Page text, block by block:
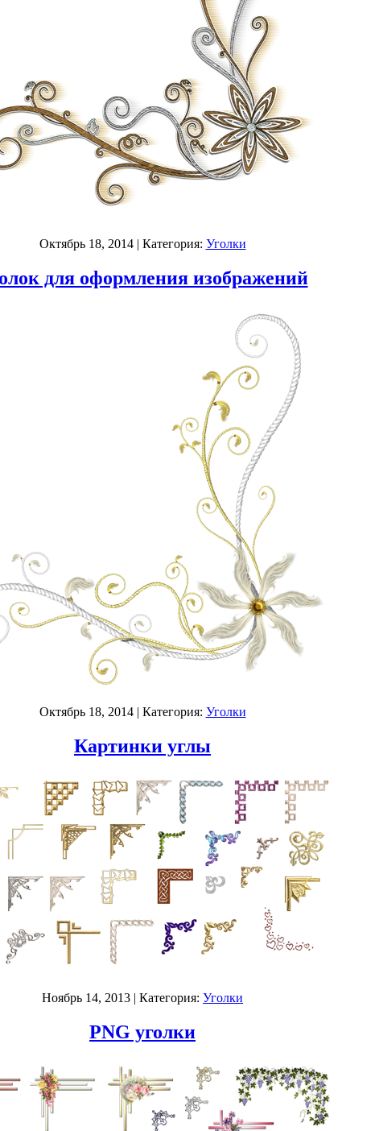
Октябрь 18, 2014| Категория: Уголки
для оформления изображений
Октябрь 18, 2014| Категория: Уголки
Картинки углы
Ноябрь 14, 2013 | Категория: Уголки
PNG уголки